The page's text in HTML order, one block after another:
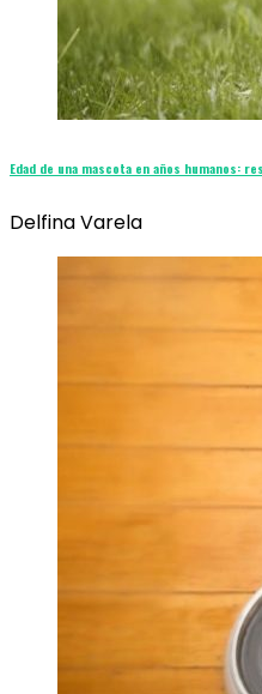
Edad de una mascota en años humanos:
Delfina Varela